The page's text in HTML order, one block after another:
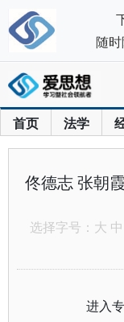
首页 法学
佟德志 张朝
选择字号： 大 中
进入
随